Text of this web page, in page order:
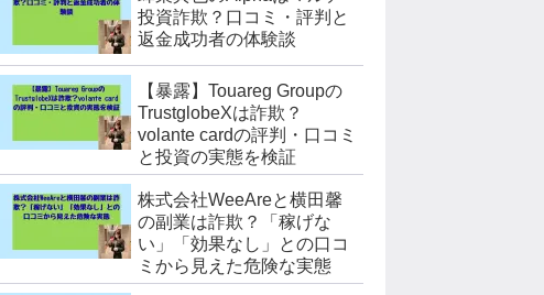
投資詐欺？口コミ・評判と
返金成功者の体験談
【暴露】Touareg Groupの
TrustglobeXは詐欺？
volante cardの評判・口コミ
と投資の実態を検証
株式会社WeeAreと横田馨
の副業は詐欺？「稼げな
い」「効果なし」との口コ
ミから見えた危険な実態